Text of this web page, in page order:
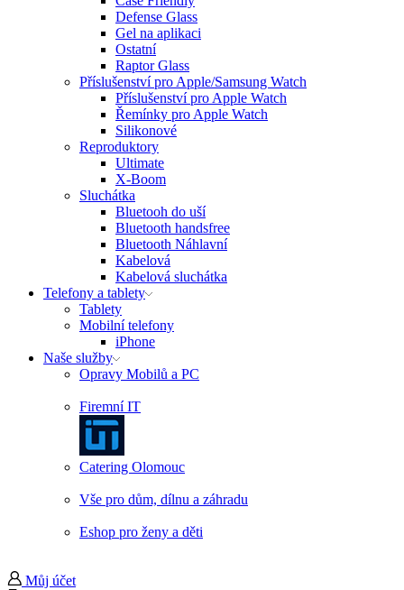
Defense Glass
Gel na aplikaci
Ostatní
Raptor Glass
Příslušenství pro Apple/Samsung Watch
Příslušenství pro Apple Watch
Řemínky pro Apple Watch
Silikonové
Reproduktory
Ultimate
X-Boom
Sluchátka
Bluetooh do uší
Bluetooth handsfree
Bluetooth Náhlavní
Kabelová
Kabelová sluchátka
Telefony a tablety
Tablety
Mobilní telefony
iPhone
Naše služby
Opravy Mobilů a PC
Firemní IT
Catering Olomouc
Vše pro dům, dílnu a záhradu
Eshop pro ženy a děti
Můj účet